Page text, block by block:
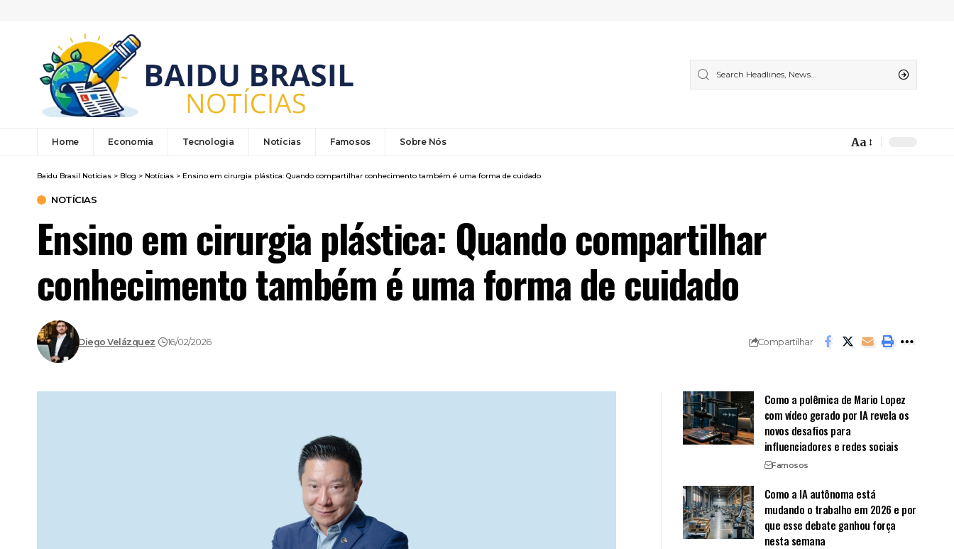
Home Economia Tecnologia Notícias Famosos Sobre Nós
Font
Aa
Baidu Brasil Notícias > Blog > Notícias > Ensino em cirurgia plástica: Quando compartilhar conhecimento também é uma forma de cuidado
NOTÍCIAS
Ensino em cirurgia plástica: Quando compartilhar
conhecimento também é uma forma de cuidado
Diego Velázquez 16/02/2026 Compartilhar
Como a polêmica de Mario Lopez
com vídeo gerado por IA revela os
novos desafios para
influenciadores e redes sociais
Famosos
Como a IA autônoma está
mudando o trabalho em 2026 e por
que esse debate ganhou força
nesta semana